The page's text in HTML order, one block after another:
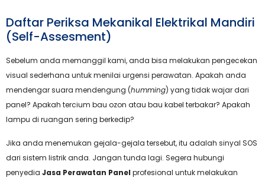
Daftar Periksa Mekanikal Elektrikal Mandiri
(Self-Assesment)
Sebelum anda memanggil kami, anda bisa melakukan pengecekan
visual sederhana untuk menilai urgensi perawatan. Apakah anda
mendengar suara mendengung (humming) yang tidak wajar dari
panel? Apakah tercium bau ozon atau bau kabel terbakar? Apakah
lampu di ruangan sering berkedip?
Jika anda menemukan gejala-gejala tersebut, itu adalah sinyal SOS
dari sistem listrik anda. Jangan tunda lagi. Segera hubungi
penyedia Jasa Perawatan Panel profesional untuk melakukan